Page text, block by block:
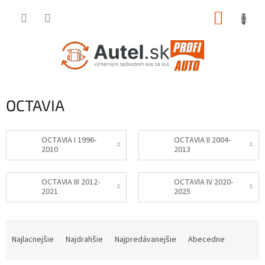
OCTAVIA
OCTAVIA I 1996-
2010
OCTAVIA II 2004-
2013
OCTAVIA III 2012-
2021
OCTAVIA IV 2020-
2025
Najlacnejšie Najdrahšie Najpredávanejšie Abecedne